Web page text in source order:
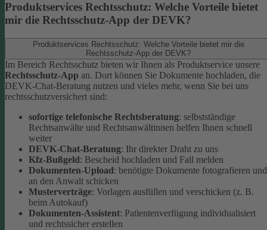
Produktservices Rechtsschutz: Welche Vorteile bietet
mir die Rechtsschutz-App der DEVK?
Produktservices Rechtsschutz: Welche Vorteile bietet mir die
Rechtsschutz-App der DEVK?
Im Bereich Rechtsschutz bieten wir Ihnen als Produktservice unsere
Rechtsschutz-App an. Dort können Sie Dokumente hochladen, die
DEVK-Chat-Beratung nutzen und vieles mehr, wenn Sie bei uns
rechtsschutzversichert sind:
sofortige telefonische Rechtsberatung: selbstständige
Rechtsanwälte und Rechtsanwältinnen helfen Ihnen schnell
weiter
DEVK-Chat-Beratung: Ihr direkter Draht zu uns
Kfz-Bußgeld: Bescheid hochladen und Fall melden
Dokumenten-Upload: benötigte Dokumente fotografieren und
an den Anwalt schicken
Musterverträge: Vorlagen ausfüllen und verschicken (z. B.
beim Autokauf)
Dokumenten-Assistent: Patientenverfügung individualisiert
und rechtssicher erstellen